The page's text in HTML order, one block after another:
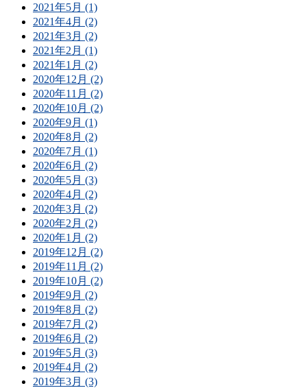
2021年5月 (1)
2021年4月 (2)
2021年3月 (2)
2021年2月 (1)
2021年1月 (2)
2020年12月 (2)
2020年11月 (2)
2020年10月 (2)
2020年9月 (1)
2020年8月 (2)
2020年7月 (1)
2020年6月 (2)
2020年5月 (3)
2020年4月 (2)
2020年3月 (2)
2020年2月 (2)
2020年1月 (2)
2019年12月 (2)
2019年11月 (2)
2019年10月 (2)
2019年9月 (2)
2019年8月 (2)
2019年7月 (2)
2019年6月 (2)
2019年5月 (3)
2019年4月 (2)
2019年3月 (3)